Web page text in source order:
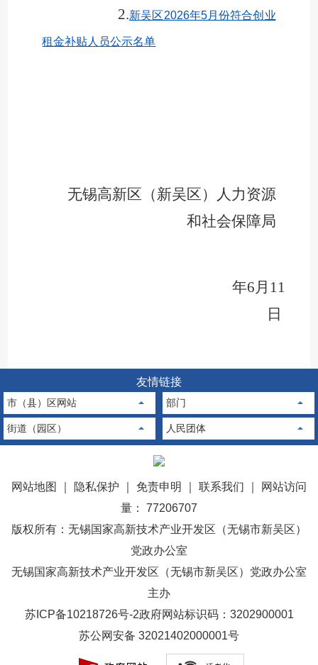
2.新吴区2026年5月份符合创业
租金补贴人员公示名单
无锡高新区（新吴区 ）
人力资源
和社会保障局
年6月 11
日
友情链接
市（县）区网站 部门
街道（园区） 人民团体
网站地图 隐私保护 免责申明 联系我们
网站访问
量： 77206707
版权所有：无锡国家高新技术产业开发区（无锡市新吴区）
党政办公室
无锡国家高新技术产业开发区（无锡市新吴区）党政办公室
主办
苏ICP备10218726号-2政府网站标识码：3202900001
苏公网安备 32021402000001号